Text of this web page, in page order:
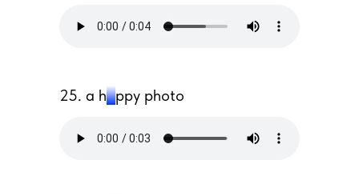
25. a happy photo